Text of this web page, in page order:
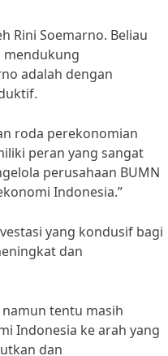
Rini Soemarno. Beliau
mendukung
adalah dengan
roda perekonomian
peran yang sangat
perusahaan BUMN
Indonesia.”
yang kondusif bagi
dan
tentu masih
Indonesia ke arah yang
dan